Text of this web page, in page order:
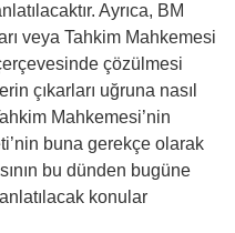
Ayrıca, BM
veya Tahkim Mahkemesi
çözülmesi
çıkarları uğruna nasıl
Mahkemesi’nin
buna gerekçe olarak
bu dünden bugüne
konular